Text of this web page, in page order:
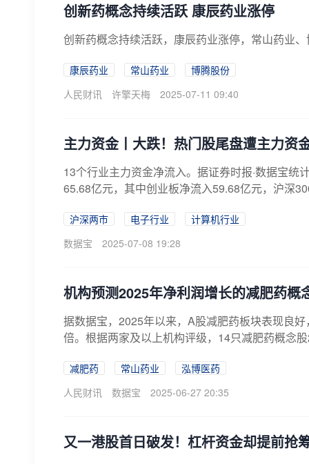
创新药概念持续活跃 康辰药业涨停
创新药概念持续活跃，康辰药业涨停，常山药业
康辰药业 常山药业
博腾股份
人民财讯
许擎天梅 2025-07-11 09:40
主力资金丨大跌！热门股尾盘遭主力资
13个行业主力资金净流入。据证券时报·数据宝
65.68亿元，其中创业板净流入59.68亿元，沪深
沪深两市 电子行业
计算机行业
数据宝
2025-07-08 19:28
机构预测2025年净利润增长的减肥药概
据数据宝，2025年以来，A股减肥药板块表现良
倍。根据两家及以上机构评级，14只减肥药概念
减肥药 常山药业
泓博医药
人民财讯
数据宝 2025-06-27 20:35
又一港股首日破发！杠杆资金却提前抢